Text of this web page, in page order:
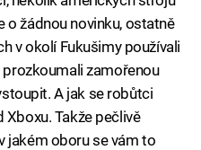
o žádnou novinku, ostatně
v okolí Fukušimy používali
zamořenou
A jak se robůtci
Takže pečlivě
jakém oboru se vám to